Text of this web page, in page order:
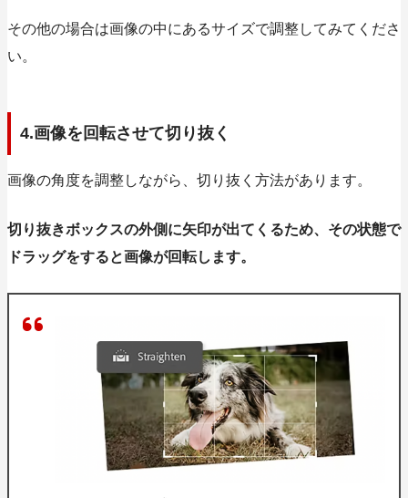
その他の場合は画像の中にあるサイズで調整してみてくださ
い。
4.画像を回転させて切り抜く
画像の角度を調整しながら、切り抜く方法があります。
切り抜きボックスの外側に矢印が出てくるため、その状態で
ドラッグをすると画像が回転します。